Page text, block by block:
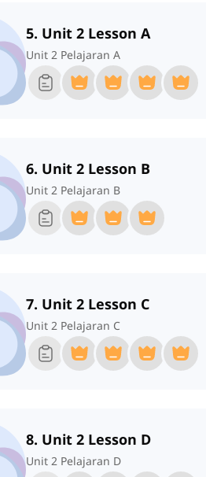
5. Unit 2 Lesson A
Unit 2 Pelajaran A
6. Unit 2 Lesson B
Unit 2 Pelajaran B
7. Unit 2 Lesson C
Unit 2 Pelajaran C
8. Unit 2 Lesson D
Unit 2 Pelajaran D